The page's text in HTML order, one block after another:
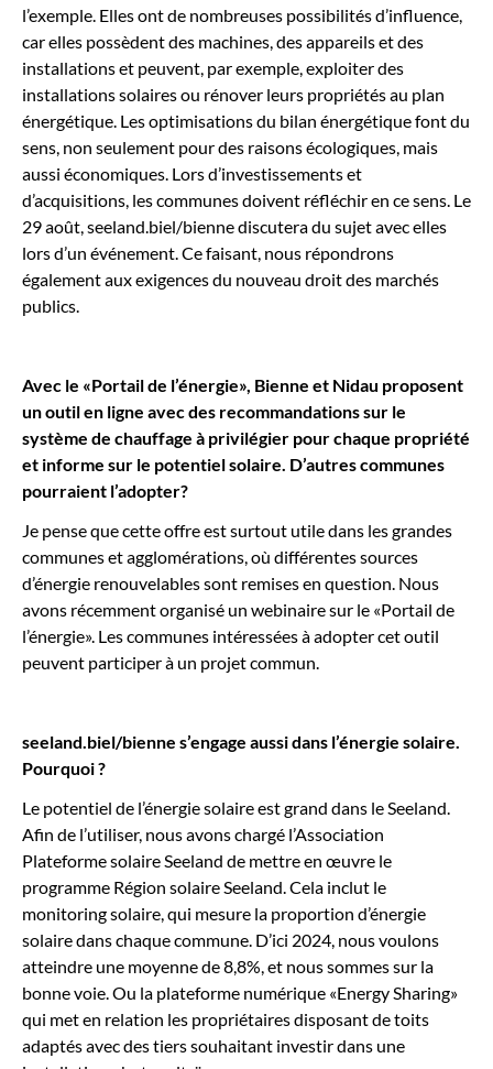
l’exemple. Elles ont de nombreuses possibilités d’influence,
car elles possèdent des machines, des appareils et des
installations et peuvent, par exemple, exploiter des
installations solaires ou rénover leurs propriétés au plan
énergétique. Les optimisations du bilan énergétique font du
sens, non seulement pour des raisons écologiques, mais
aussi économiques. Lors d’investissements et
d’acquisitions, les communes doivent réfléchir en ce sens. Le
29 août, seeland.biel/bienne discutera du sujet avec elles
lors d’un événement. Ce faisant, nous répondrons
également aux exigences du nouveau droit des marchés
publics.
Avec le «Portail de l’énergie», Bienne et Nidau proposent
un outil en ligne avec des recommandations sur le
système de chauffage à privilégier pour chaque propriété
et informe sur le potentiel solaire. D’autres communes
pourraient l’adopter?
Je pense que cette offre est surtout utile dans les grandes
communes et agglomérations, où différentes sources
d’énergie renouvelables sont remises en question. Nous
avons récemment organisé un webinaire sur le «Portail de
l’énergie». Les communes intéressées à adopter cet outil
peuvent participer à un projet commun.
seeland.biel/bienne s’engage aussi dans l’énergie solaire.
Pourquoi ?
Le potentiel de l’énergie solaire est grand dans le Seeland.
Afin de l’utiliser, nous avons chargé l’Association
Plateforme solaire Seeland de mettre en œuvre le
programme Région solaire Seeland. Cela inclut le
monitoring solaire, qui mesure la proportion d’énergie
solaire dans chaque commune. D’ici 2024, nous voulons
atteindre une moyenne de 8,8%, et nous sommes sur la
bonne voie. Ou la plateforme numérique «Energy Sharing»
qui met en relation les propriétaires disposant de toits
adaptés avec des tiers souhaitant investir dans une